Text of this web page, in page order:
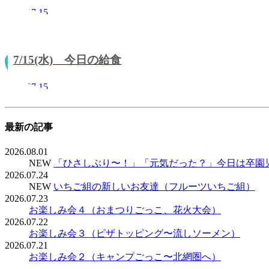
2020.07.15
7/15(水) 今日の給食
2020.07.15
最新の記事
2026.08.01
NEW
「ひさしぶり〜！」「元気だった？」今日は卒園
2026.07.24
NEW いちご組の新しいお友達（フルーツいちご組）
2026.07.23
お楽しみ会４（おまつりごっこ、花火大会）
2026.07.22
お楽しみ会３（ピザトッピング〜流しソーメン）
2026.07.21
お楽しみ会２（キャンプごっこ〜北網圏へ）